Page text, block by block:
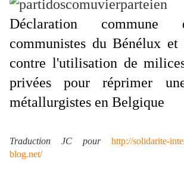
Déclaration commune
communistes du Bénélux et
contre l'utilisation de
privées pour réprimer
métallurgistes en Belgique
Traduction JC pour
http://solidarite-
blog.net/